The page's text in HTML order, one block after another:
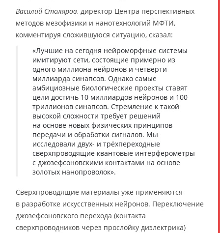
Василий Столяров, директор Центра перспективных
методов мезофизики и нанотехнологий МФТИ,
комментируя сложившуюся ситуацию, сказал:
«Лучшие на сегодня нейроморфные системы
имитируют сети, состоящие примерно из
одного миллиона нейронов и четверти
миллиарда синапсов. Однако самые
амбициозные биологические проекты ставят
цели достичь 10 миллиардов нейронов и 100
триллионов синапсов. Стремление к такой
высокой сложности требует решений
на основе новых физических принципов
передачи и обработки сигналов. Мы
исследовали двух- и трёхпереходные
сверхпроводящие квантовые интерферометры
с джозефсоновскими контактами на основе
золотых нанопроволок».
Сверхпроводящие материалы уже применяются
в разработке искусственных нейронов. Переключение
джозефсоновского перехода (контакта
сверхпроводников через прослойку диэлектрика)